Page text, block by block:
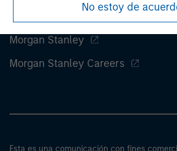
No estoy de
Morgan Stanley
Morgan Stanley Careers